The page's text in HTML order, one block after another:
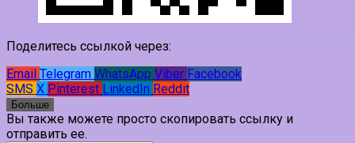
Поделитесь ссылкой через:
Email Telegram WhatsApp Viber Facebook
SMS X Pinterest LinkedIn Reddit
Больше
Вы также можете просто скопировать ссылку и
отправить ее.